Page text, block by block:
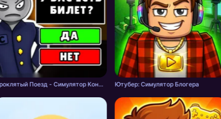
Проклятый Поезд - Симулятор Кондуктора Ютубер: Симулятор Блогера